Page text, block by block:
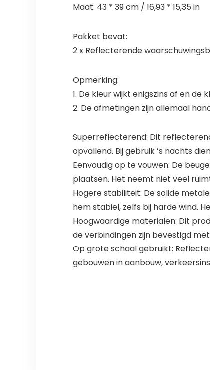
Maat: 43 * 39 cm / 16,93 * 15,35 in
Pakket bevat:
2 x Reflecterende
Opmerking:
1. De kleur wijkt enigszins af en
2. De afmetingen zijn allemaal
Superreflecterend: Dit
opvallend. Bij gebruik ’s nachts
Eenvoudig op te vouwen: De
plaatsen. Het neemt niet veel
Hogere stabiliteit: De solide
hem stabiel, zelfs bij harde wind.
Hoogwaardige materialen: Dit
de verbindingen zijn bevestigd
Op grote schaal gebruikt:
gebouwen in aanbouw,